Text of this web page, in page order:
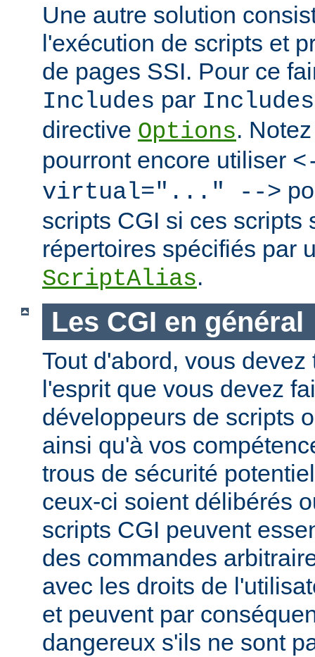
Une autre solution
l'exécution de scripts et
de pages SSI. Pour ce
Includes par
directive Options.
pourront encore utiliser
virtual="..." -->
scripts CGI si ces scripts
répertoires spécifiés par
ScriptAlias.
Les CGI en général
Tout d'abord, vous
l'esprit que vous devez
développeurs de scripts
ainsi qu'à vos
trous de sécurité
ceux-ci soient délibérés
scripts CGI peuvent
des commandes
avec les droits de
et peuvent par
dangereux s'ils ne sont